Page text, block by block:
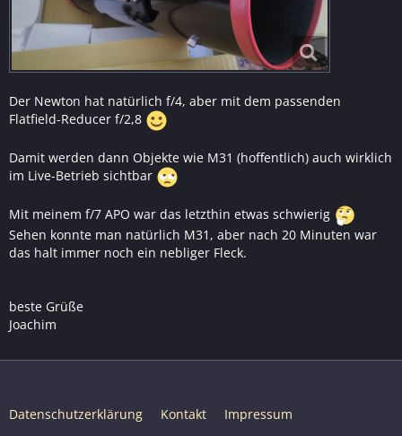
Der Newton hat natürlich f/4, aber mit dem passenden
Flatfield-Reducer f/2,8
Damit werden dann Objekte wie M31 (hoffentlich) auch wirklich
im Live-Betrieb sichtbar
Mit meinem f/7 APO war das letzthin etwas schwierig
Sehen konnte man natürlich M31, aber nach 20 Minuten war
das halt immer noch ein nebliger Fleck.
beste Grüße
Joachim
Datenschutzerklärung Kontakt Impressum